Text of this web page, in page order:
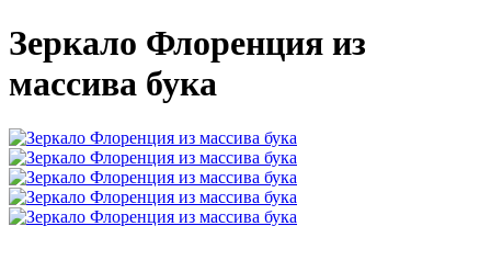
Зеркало Флоренция из
массива бука